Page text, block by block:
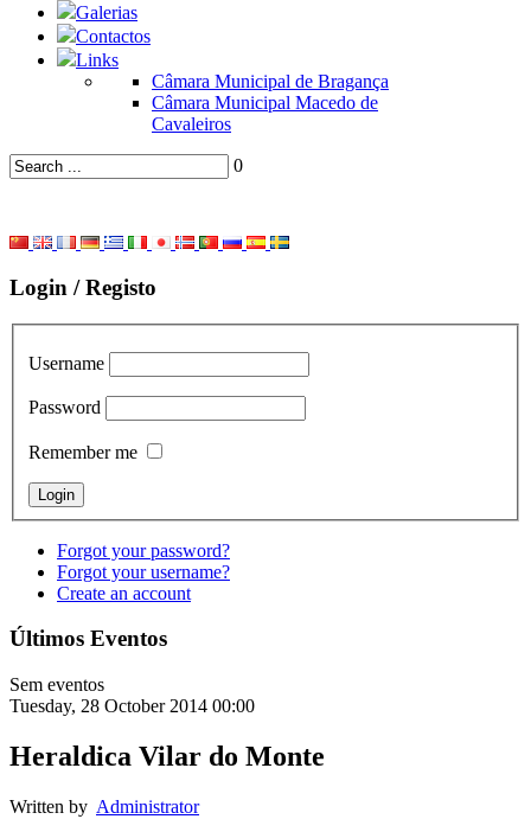
Galerias
Contactos
Links
Câmara Municipal de Bragança
Câmara Municipal Macedo de
Cavaleiros
0
Login / Registo
Username
Password
Remember me
Forgot your password?
Forgot your username?
Create an account
Últimos Eventos
Sem eventos
Tuesday, 28 October 2014 00:00
Heraldica Vilar do Monte
Written by Administrator